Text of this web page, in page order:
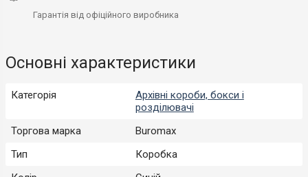
Гарантія від офіційного виробника
Основні характеристики
Категорія
Архівні короби, бокси і
розділювачі
Торгова марка
Buromax
Тип
Коробка